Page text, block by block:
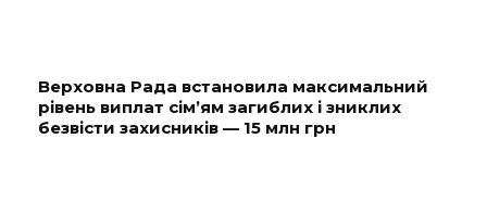
Верховна Рада встановила максимальний
рівень виплат сім’ям загиблих і зниклих
безвісти захисників — 15 млн грн